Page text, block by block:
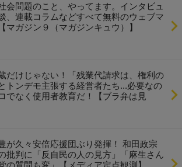
会問題のこと、やってます。インタビュ
、連載コラムなどすべて無料のウェブマ
マガジン９（マガジンキュウ）】
だけじゃない！「残業代請求は、権利の
トンデモ主張する経営者たち...必要なの
でなく使用者教育だ！【ブラ弁は見
が久々安倍応援団ぶり発揮！ 和田政宗
批判に「反自民の人の見方」「麻生さん
の質問も変」【メディア定点観測】